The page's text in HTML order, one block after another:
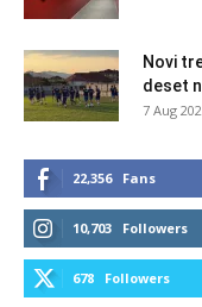
Novi
deset
7 Aug
22,356 Fans
10,703 Followers
678 Followers